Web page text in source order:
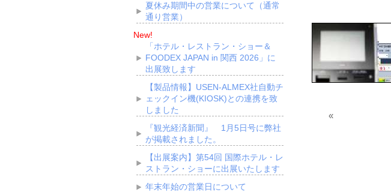
«
夏休み期間中の営業について（通常
通り営業）
New!
「ホテル・レストラン・ショー＆
FOODEX JAPAN in 関西 2026」に
出展致します
【製品情報】USEN-ALMEX社自動チ
ェックイン機(KIOSK)との連携を致
しました
『観光経済新聞』 1月5日号に弊社
が掲載されました。
【出展案内】第54回 国際ホテル・レ
ストラン・ショーに出展いたします
年末年始の営業日について